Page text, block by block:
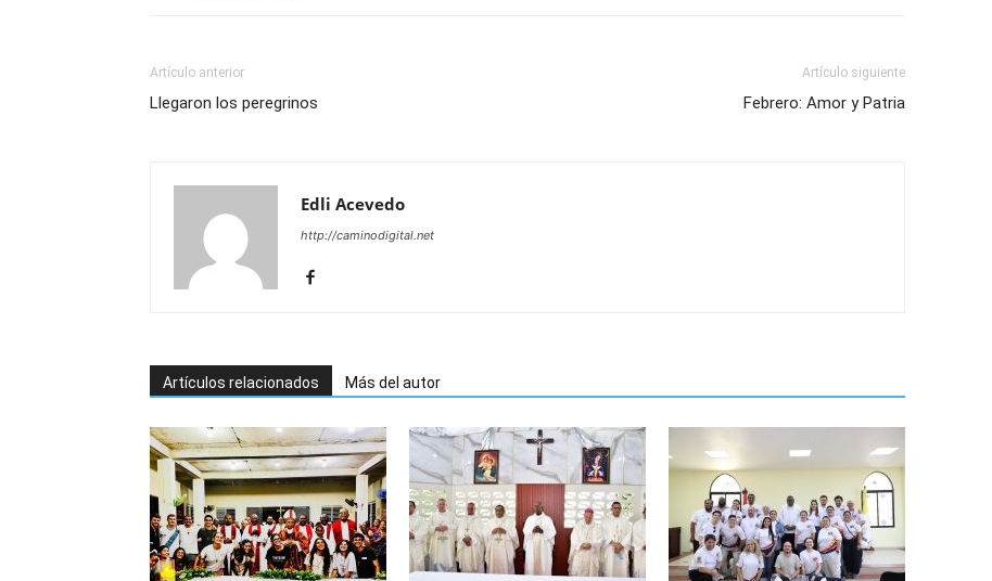
Artículo anterior
Llegaron los peregrinos
Artículo siguiente
Febrero: Amor y Patria
Edli Acevedo
http://caminodigital.net
Artículos relacionados Más del autor